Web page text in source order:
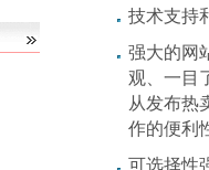
技术支持
强大的网
观、一目
从发布热
作的便利
可选择性